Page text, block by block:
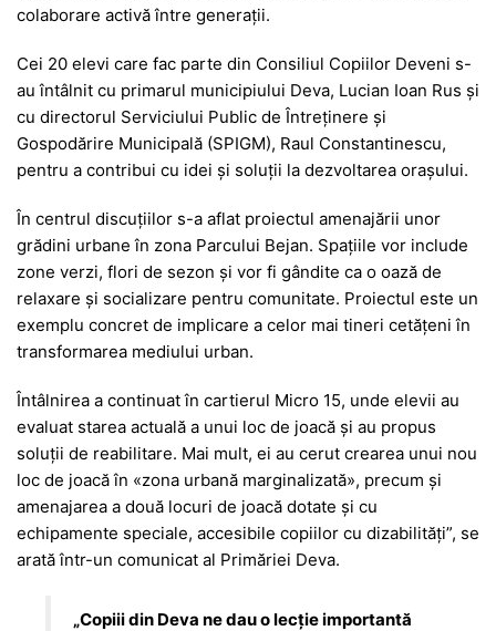
colaborare activă între generații.
Cei 20 elevi care fac parte din Consiliul Copiilor Deveni s-
au întâlnit cu primarul municipiului Deva, Lucian Ioan Rus și
cu directorul Serviciului Public de Întreținere și
Gospodărire Municipală (SPIGM), Raul Constantinescu,
pentru a contribui cu idei și soluții la dezvoltarea orașului.
În centrul discuțiilor s-a aflat proiectul amenajării unor
grădini urbane în zona Parcului Bejan. Spațiile vor include
zone verzi, flori de sezon și vor fi gândite ca o oază de
relaxare și socializare pentru comunitate. Proiectul este un
exemplu concret de implicare a celor mai tineri cetățeni în
transformarea mediului urban.
Întâlnirea a continuat în cartierul Micro 15, unde elevii au
evaluat starea actuală a unui loc de joacă și au propus
soluții de reabilitare. Mai mult, ei au cerut crearea unui nou
loc de joacă în «zona urbană marginalizată», precum și
amenajarea a două locuri de joacă dotate și cu
echipamente speciale, accesibile copiilor cu dizabilități”, se
arată într-un comunicat al Primăriei Deva.
„Copiii din Deva ne dau o lecție importantă